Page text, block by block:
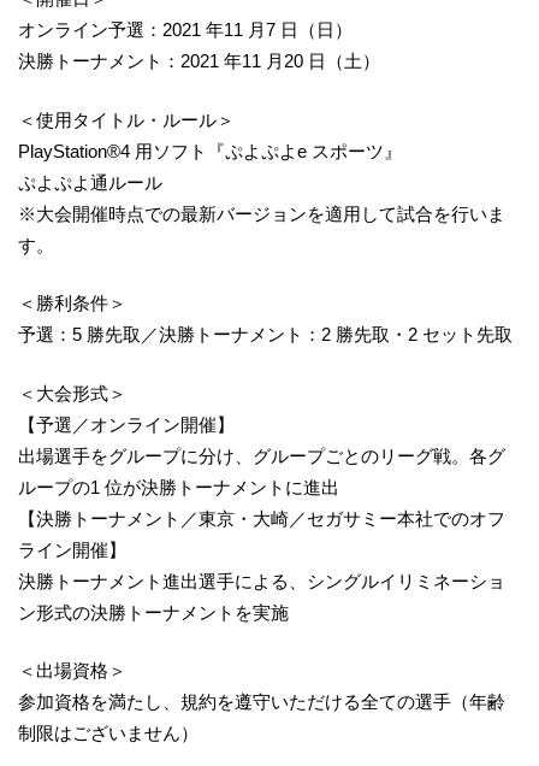
オンライン予選：2021 年11 月7 日（日）
決勝トーナメント：2021 年11 月20 日（土）
＜使用タイトル・ルール＞
PlayStation®4 用ソフト『ぷよぷよe スポーツ』
ぷよぷよ通ルール
※大会開催時点での最新バージョンを適用して試合を行いま
す。
＜勝利条件＞
予選：5 勝先取／決勝トーナメント：2 勝先取・2 セット先取
＜大会形式＞
【予選／オンライン開催】
出場選手をグループに分け、グループごとのリーグ戦。各グ
ループの1 位が決勝トーナメントに進出
【決勝トーナメント／東京・大崎／セガサミー本社でのオフ
ライン開催】
決勝トーナメント進出選手による、シングルイリミネーショ
ン形式の決勝トーナメントを実施
＜出場資格＞
参加資格を満たし、規約を遵守いただける全ての選手（年齢
制限はございません）